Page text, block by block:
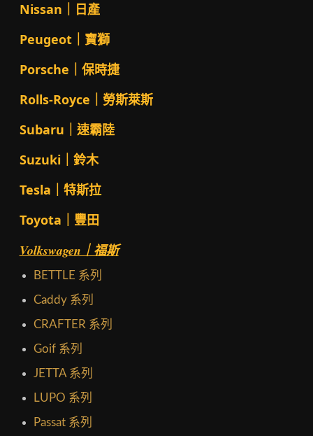
Nissan｜日產
Peugeot｜寶獅
Porsche｜保時捷
Rolls-Royce｜勞斯萊斯
Subaru｜速霸陸
Suzuki｜鈴木
Tesla｜特斯拉
Toyota｜豐田
Volkswagen｜福斯
BETTLE 系列
Caddy 系列
CRAFTER 系列
Goif 系列
JETTA 系列
LUPO 系列
Passat 系列